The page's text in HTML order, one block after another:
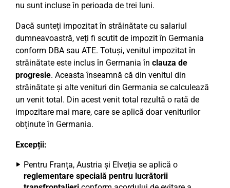
nu sunt incluse în perioada de trei luni.
Dacă sunteți impozitat în străinătate cu salariul
dumneavoastră, veți fi scutit de impozit în Germania
conform DBA sau ATE. Totuși, venitul impozitat în
străinătate este inclus în Germania în clauza de
progresie. Aceasta înseamnă că din venitul din
străinătate și alte venituri din Germania se calculează
un venit total. Din acest venit total rezultă o rată de
impozitare mai mare, care se aplică doar veniturilor
obținute în Germania.
Excepții:
Pentru Franța, Austria și Elveția se aplică o
reglementare specială pentru lucrătorii